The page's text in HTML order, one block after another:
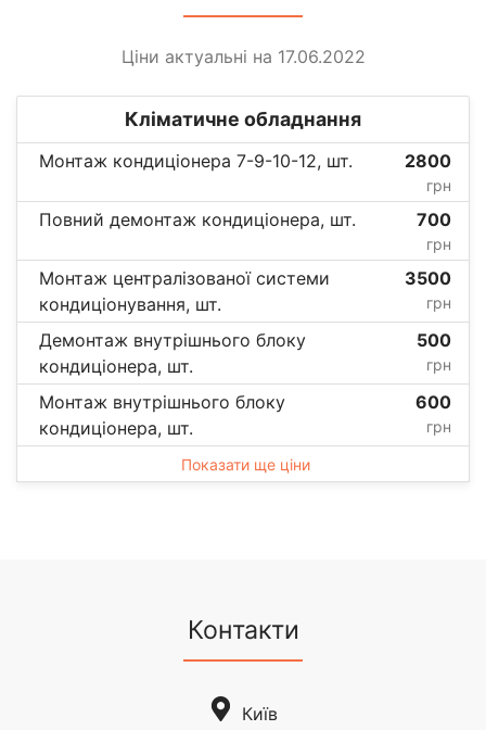
Ціни актуальні на 17.06.2022
Кліматичне обладнання
Монтаж кондиціонера 7-9-10-12, шт. 2800
грн
Повний демонтаж кондиціонера, шт. 700
грн
Монтаж централізованої системи
кондиціонування, шт.
3500
грн
Демонтаж внутрішнього блоку
кондиціонера, шт.
500
грн
Монтаж внутрішнього блоку
кондиціонера, шт.
600
грн
Показати ще ціни
Контакти
Київ